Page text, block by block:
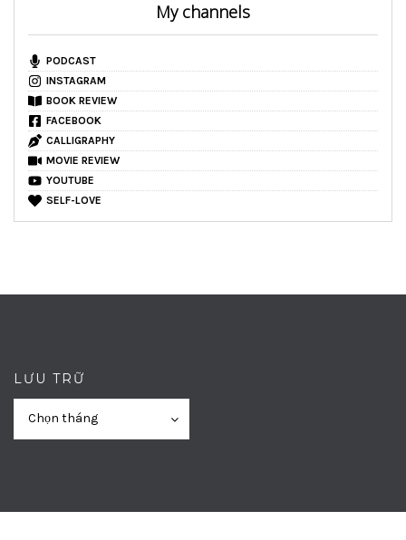
My channels
PODCAST
INSTAGRAM
BOOK REVIEW
FACEBOOK
CALLIGRAPHY
MOVIE REVIEW
YOUTUBE
SELF-LOVE
LƯU TRỮ
Chọn tháng